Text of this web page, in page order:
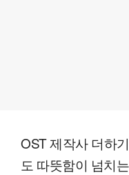
OST 제작사 더하
도 따뜻함이 넘치